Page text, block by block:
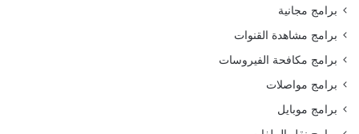
برامج مجانية
برامج مشاهدة القنوات
برامج مكافحة الفيروسات
برامج مواصلات
برامج موبايل